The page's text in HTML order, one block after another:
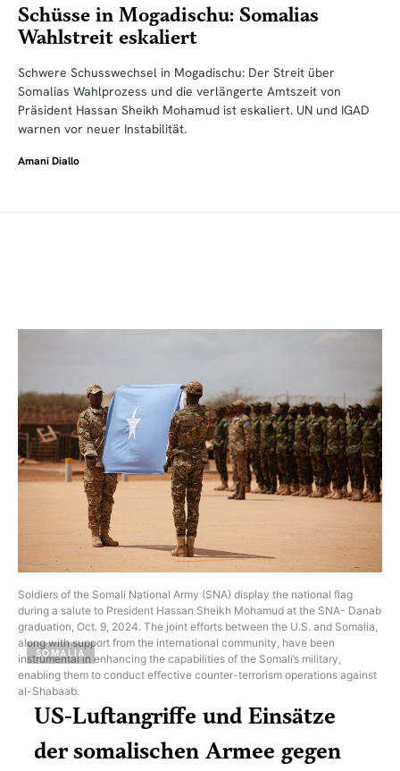
Schüsse in Mogadischu: Somalias
Wahlstreit eskaliert
Schwere Schusswechsel in Mogadischu: Der Streit über
Somalias Wahlprozess und die verlängerte Amtszeit von
Präsident Hassan Sheikh Mohamud ist eskaliert. UN und IGAD
warnen vor neuer Instabilität.
Amani Diallo
Soldiers of the Somali National Army (SNA) display the national flag
during a salute to President Hassan Sheikh Mohamud at the SNA- Danab
graduation, Oct. 9, 2024. The joint efforts between the U.S. and Somalia,
along with support from the international community, have been
instrumental in enhancing the capabilities of the Somali’s military,
enabling them to conduct effective counter-terrorism operations against
al-Shabaab.
SOMALIA
US-Luftangriffe und Einsätze
der somalischen Armee gegen